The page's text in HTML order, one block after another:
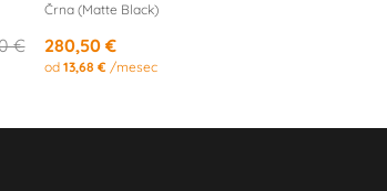
€
Črna (Matte Black)
280,50 €
od13,68 € /mesec